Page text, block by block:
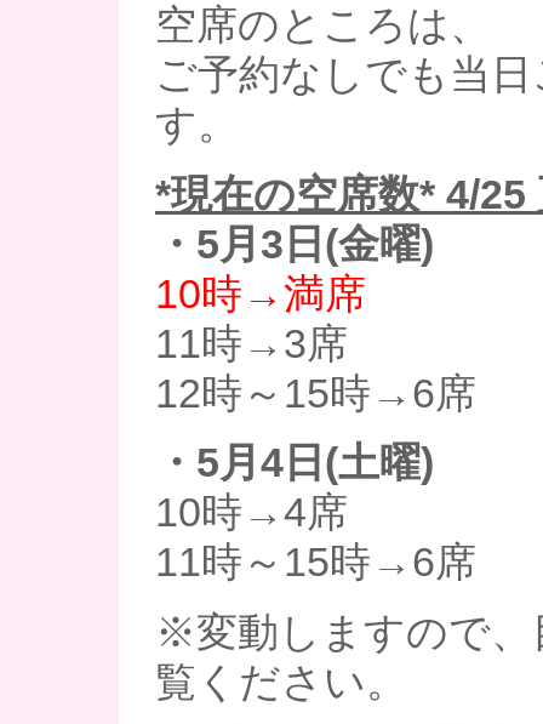
空席のところは、
ご予約なしでも当
す。
*現在の空席数* 4/25
・5月3日(金曜)
10時→満席
11時→3席
12時～15時→6席
・5月4日(土曜)
10時→4席
11時～15時→6席
※変動しますので、
覧ください。